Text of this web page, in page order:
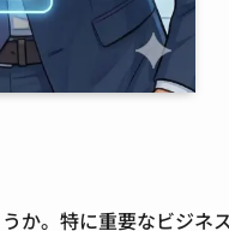
か。特に重要なビジネ